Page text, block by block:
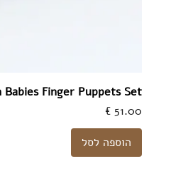
Finger Puppets Set
מחיר
הוספה לסל